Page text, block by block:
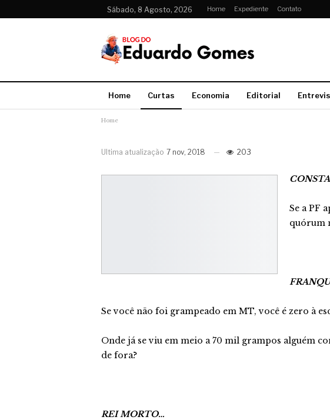
Sábado, 8 Agosto, 2026 Home Expediente Contato
Home Curtas Economia Editorial
Home
Ultima atualização 7 nov, 2018 203
Se a PF
quórum
Se você não foi grampeado em MT, você é zero à
Onde já se viu em meio a 70 mil grampos alguém
de fora?
REI MORTO…